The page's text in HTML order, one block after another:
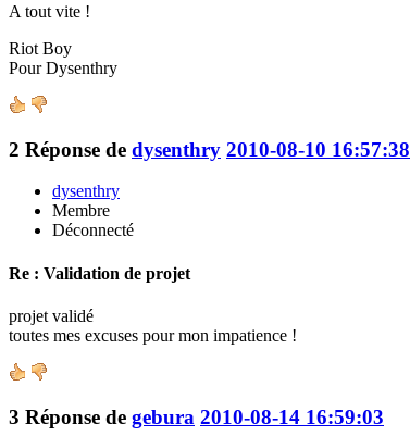
A tout vite !
Riot Boy
Pour Dysenthry
2 Réponse de dysenthry 2010-08-10 16:57:38
dysenthry
Membre
Déconnecté
Re : Validation de projet
projet validé
toutes mes excuses pour mon impatience !
3 Réponse de gebura 2010-08-14 16:59:03